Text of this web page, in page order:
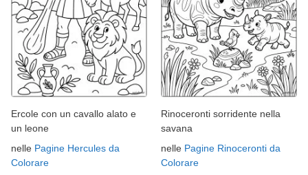
Ercole con un cavallo alato e
un leone
nelle Pagine Hercules da
Colorare
Rinoceronti sorridente nella
savana
nelle Pagine Rinoceronti da
Colorare